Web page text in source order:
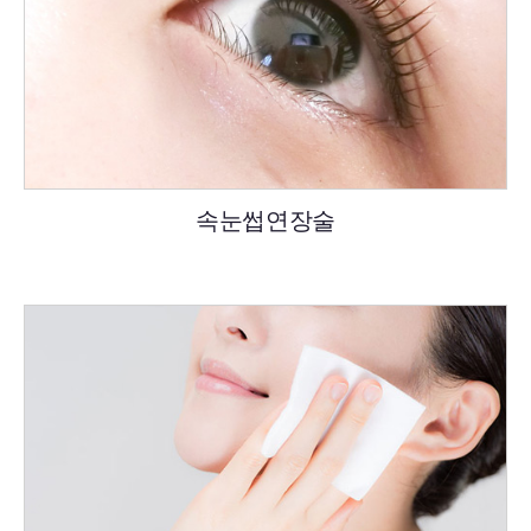
속눈썹연장술